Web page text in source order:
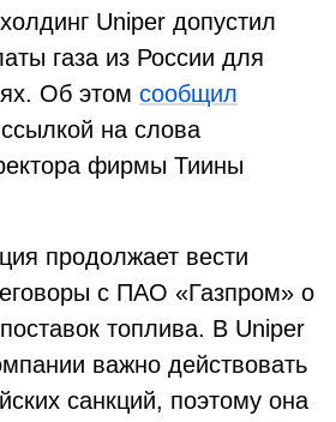
Uniper допустил
газа из России для
Об этом сообщил
на слова
фирмы Тиины
продолжает вести
с ПАО «Газпром» о
топлива. В Uniper
важно действовать
санкций, поэтому она